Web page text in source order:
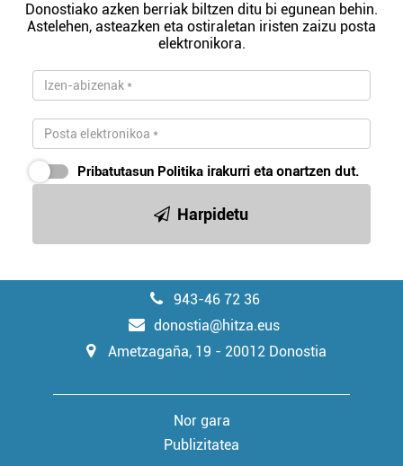
Donostiako azken berriak biltzen ditu bi egunean behin.
Astelehen, asteazken eta ostiraletan iristen zaizu posta
elektronikora.
Pribatutasun Politika irakurri eta onartzen dut.
Harpidetu
943-46 72 36
donostia@hitza.eus
Ametzagaña, 19 - 20012 Donostia
Nor gara
Publizitatea